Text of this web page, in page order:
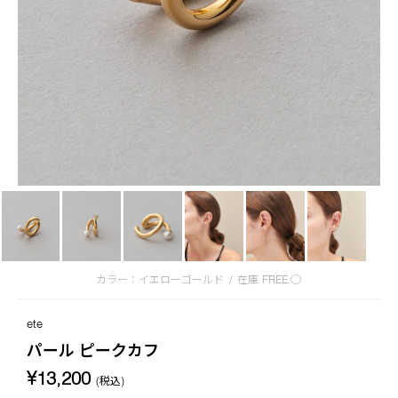
カラー：イエローゴールド / 在庫 FREE:◯
ete
パール ピークカフ
¥13,200 (税込)